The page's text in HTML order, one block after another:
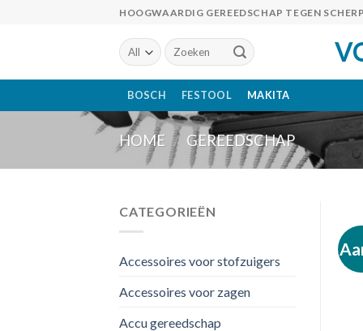
HOOGWAARDIG GEREEDSCHAP TEGEN
Zoeken
naar:
BOSCH FESTOOL MAKITA
HOME / GEREEDSCHAP
CATEGORIEËN
Accessoires voor stofzuigers
Accessoires voor zagen
Accu gereedschap